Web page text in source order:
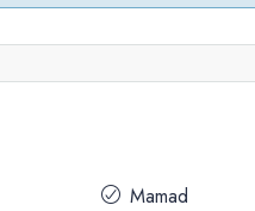
Mamad